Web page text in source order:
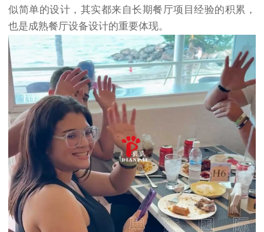
似简单的设计，其实都来自长期餐厅项目经验的积累，
也是成熟餐厅设备设计的重要体现。